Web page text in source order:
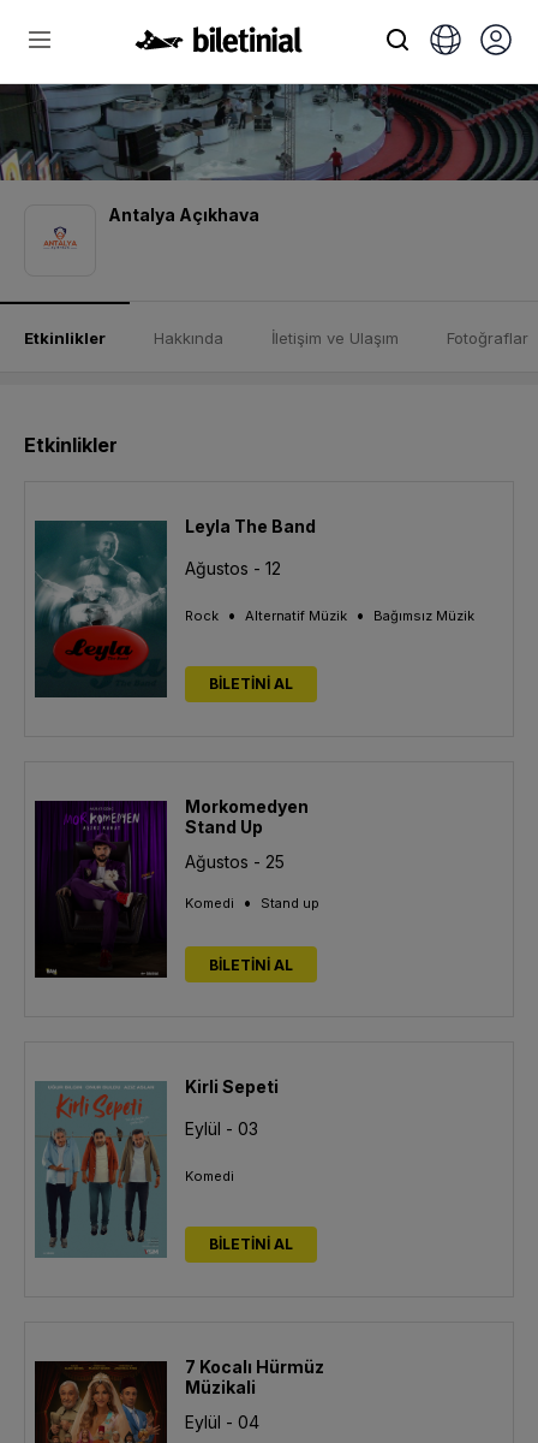
Antalya Açıkhava
Etkinlikler Hakkında İletişim ve Ulaşım Fotoğraflar
Etkinlikler
Leyla The Band
Ağustos - 12
Rock • Alternatif Müzik • Bağımsız Müzik
BİLETİNİ AL
Morkomedyen
Stand Up
Ağustos - 25
Komedi • Stand up
BİLETİNİ AL
Kirli Sepeti
Eylül - 03
Komedi
BİLETİNİ AL
7 Kocalı Hürmüz
Müzikali
Eylül - 04